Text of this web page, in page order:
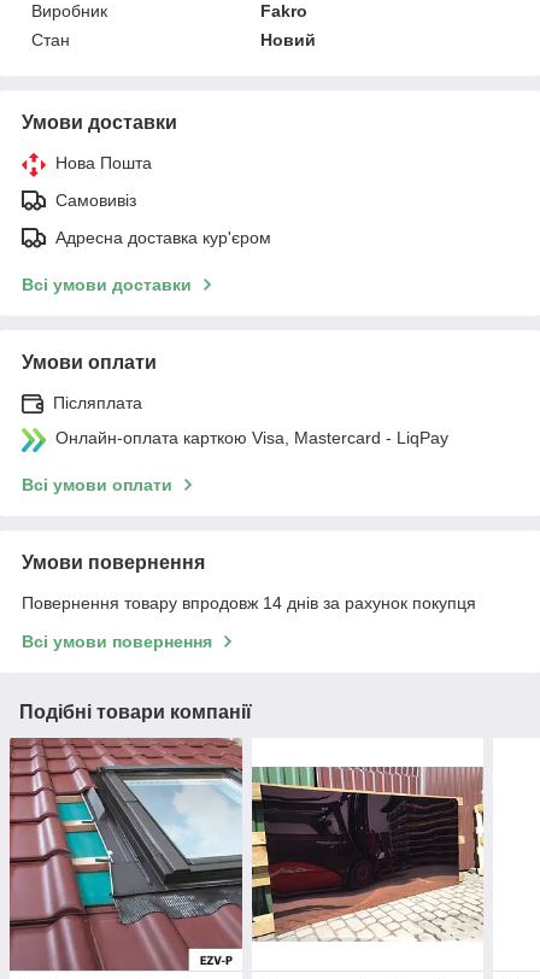
Виробник
Fakro
Стан
Новий
Умови доставки
Нова Пошта
Самовивіз
Адресна доставка кур'єром
Всі умови доставки
Умови оплати
Післяплата
Онлайн-оплата карткою Visa, Mastercard - LiqPay
Всі умови оплати
Умови повернення
Повернення товару впродовж 14 днів за рахунок покупця
Всі умови повернення
Подібні товари компанії